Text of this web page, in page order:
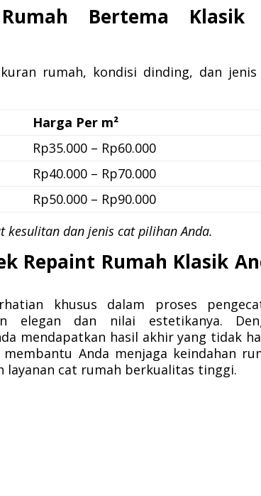
Bertema Klasik
rumah, kondisi dinding, dan
Harga Per m²
Rp35.000 – Rp60.000
Rp40.000 – Rp70.000
Rp50.000 – Rp90.000
kesulitan dan jenis cat pilihan Anda.
Repaint Rumah Klasik
khusus dalam proses
elegan dan nilai estetikanya.
mendapatkan hasil akhir yang tidak
Anda menjaga keindahan
layanan cat rumah berkualitas tinggi.